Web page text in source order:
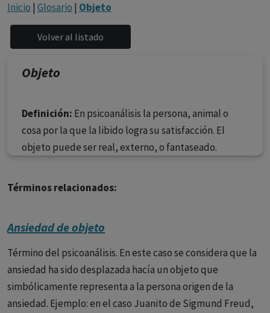
fármacos se facilita a título meramente informativo,
siendo responsabilidad de los profesionales
facultados prescribir medicamentos y decidir, en cada
caso concreto, el tratamiento más adecuado a las
necesidades del paciente.
Inicio | Glosario | Objeto
Objeto
Definición: En psicoanálisis la persona, animal o
cosa por la que la libido logra su satisfacción. El
objeto puede ser real, externo, o fantaseado.
Términos relacionados:
Ansiedad de objeto
Término del psicoanálisis. En este caso se considera que la
ansiedad ha sido desplazada hacía un objeto que
simbólicamente representa a la persona origen de la
ansiedad. Ejemplo: en el caso Juanito de Sigmund Freud,